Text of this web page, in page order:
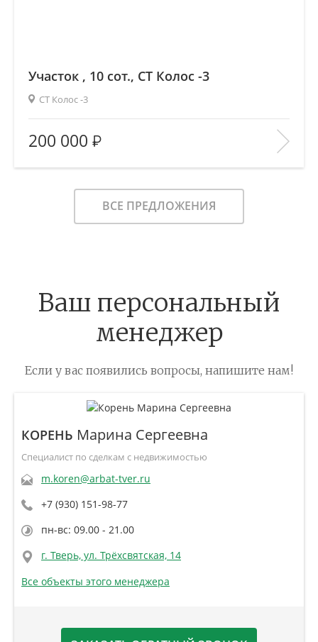
Участок , 10 сот., СТ Колос -3
СТ Колос -3
Площадь (общ/жил/кух), м2:
—/—/—
Количество комнат:
—
Этаж:
—/—
В ИЗБРАННОЕ
200 000
ВСЕ ПРЕДЛОЖЕНИЯ
Ваш персональный
менеджер
Если у вас появились вопросы, напишите нам!
КОРЕНЬ Марина Сергеевна
Специалист по сделкам с недвижимостью
m.koren@arbat-tver.ru
+7 (930) 151-98-77
пн-вс: 09.00 - 21.00
г. Тверь, ул. Трёхсвятская, 14
Все объекты этого менеджера